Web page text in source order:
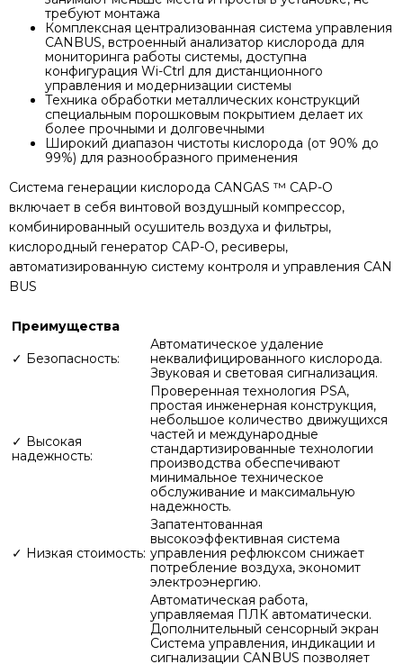
требуют монтажа
Комплексная централизованная система управления
CANBUS, встроенный анализатор кислорода для
мониторинга работы системы, доступна
конфигурация Wi-Ctrl для дистанционного
управления и модернизации системы
Техника обработки металлических конструкций
специальным порошковым покрытием делает их
более прочными и долговечными
Широкий диапазон чистоты кислорода (от 90% до
99%) для разнообразного применения
Система генерации кислорода CANGAS ™ CAP-O
включает в себя винтовой воздушный компрессор,
комбинированный осушитель воздуха и фильтры,
кислородный генератор CAP-O, ресиверы,
автоматизированную систему контроля и управления CAN
BUS
Преимущества
✓ Безопасность:
Автоматическое удаление
неквалифицированного кислорода.
Звуковая и световая сигнализация.
✓ Высокая
надежность:
Проверенная технология PSA,
простая инженерная конструкция,
небольшое количество движущихся
частей и международные
стандартизированные технологии
производства обеспечивают
минимальное техническое
обслуживание и максимальную
надежность.
✓ Низкая стоимость:
Запатентованная
высокоэффективная система
управления рефлюксом снижает
потребление воздуха, экономит
электроэнергию.
Автоматическая работа,
управляемая ПЛК автоматически.
Дополнительный сенсорный экран
Система управления, индикации и
сигнализации CANBUS позволяет